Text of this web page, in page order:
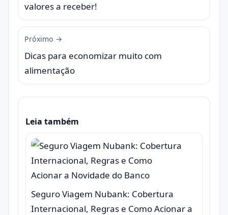
valores a receber!
Próximo →
Dicas para economizar muito com
alimentação
Leia também
Seguro Viagem Nubank: Cobertura
Internacional, Regras e Como Acionar a